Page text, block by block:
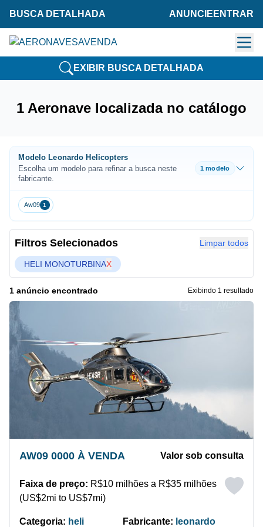
BUSCA DETALHADA ANUNCIE ENTRAR
EXIBIR BUSCA DETALHADA
1 Aeronave localizada no catálogo
Modelo Leonardo Helicopters
Escolha um modelo para refinar a busca neste
fabricante.
1 modelo
Aw09 1
Filtros Selecionados Limpar todos
HELI MONOTURBINAX
1 anúncio encontrado Exibindo 1 resultado
AW09 0000 À VENDA Valor sob consulta
Faixa de preço: R$10 milhões a R$35 milhões
(US$2mi to US$7mi)
Categoria: heli Fabricante: leonardo